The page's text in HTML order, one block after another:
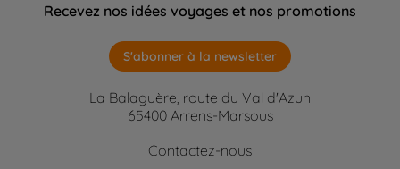
Recevez nos idées voyages et nos promotions
S'abonner à la newsletter
La Balaguère, route du Val d'Azun
65400 Arrens-Marsous
Contactez-nous